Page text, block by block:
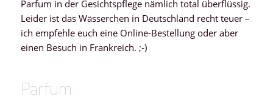
Parfum in der Gesichtspflege nämlich total überflüssig.
Leider ist das Wässerchen in Deutschland recht teuer –
ich empfehle euch eine Online-Bestellung oder aber
einen Besuch in Frankreich. ;-)
Parfum